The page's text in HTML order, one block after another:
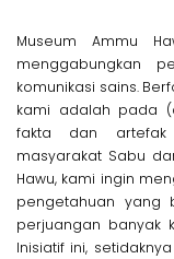
Museum Ammu
menggabungkan
komunikasi sains.
kami adalah pada
fakta dan artefak
masyarakat Sabu
Hawu, kami ingin
pengetahuan yang
perjuangan banyak
Inisiatif ini,